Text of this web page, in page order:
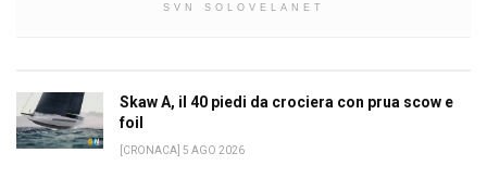
SVN SOLOVELANET
Skaw A, il 40 piedi da crociera con prua scow e
foil
[CRONACA] 5 AGO 2026